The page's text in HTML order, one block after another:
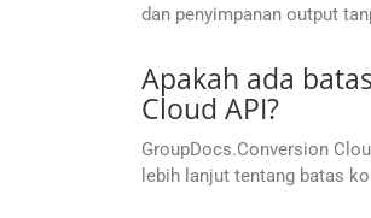
dan penyimpanan output
Apakah ada
Cloud API?
GroupDocs.Conversion
lebih lanjut tentang batas